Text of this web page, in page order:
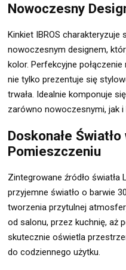
Nowoczesny
Kinkiet IBROS charakteryzuje
nowoczesnym designem,
kolor. Perfekcyjne
nie tylko prezentuje się
trwała. Idealnie komponuje
zarówno nowoczesnymi, jak i
Doskonałe
Pomieszczeniu
Zintegrowane źródło światła
przyjemne światło o barwie
tworzenia przytulnej
od salonu, przez kuchnię, aż
skutecznie oświetla
do codziennego użytku.